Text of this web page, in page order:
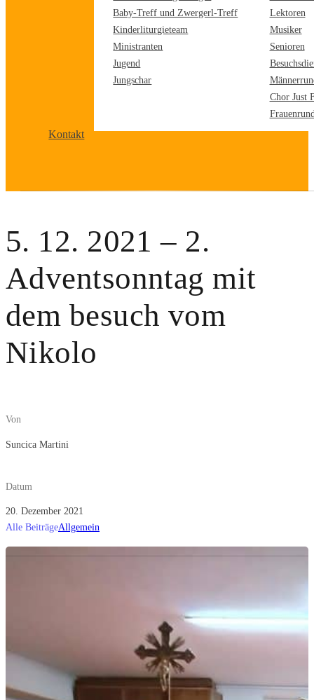
Baby-Treff und Zwergerl-Treff
Kinderliturgieteam
Ministranten
Jugend
Jungschar
Lektoren
Musiker
Senioren
Chor Just
Kontakt
5. 12. 2021 – 2.
Adventsonntag mit
dem besuch vom
Nikolo
Von
Suncica Martini
Datum
20. Dezember 2021
Alle BeiträgeAllgemein